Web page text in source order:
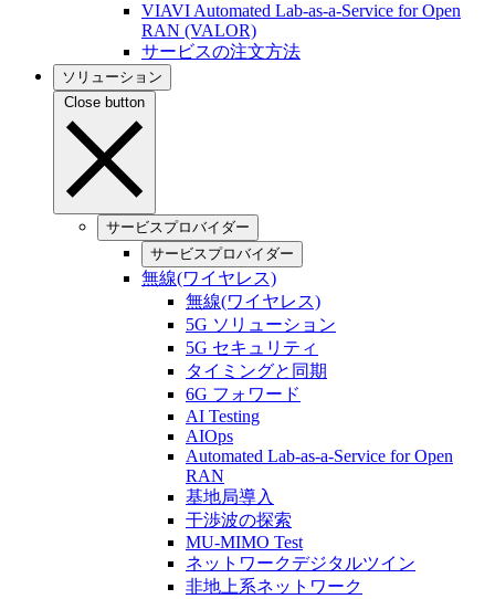
VIAVI Automated Lab-as-a-Service for Open
RAN (VALOR)
サービスの注文方法
ソリューション
Close button
サービスプロバイダー
サービスプロバイダー
無線(ワイヤレス)
無線(ワイヤレス)
5G ソリューション
5G セキュリティ
タイミングと同期
6G フォワード
AI Testing
AIOps
Automated Lab-as-a-Service for Open
RAN
基地局導入
干渉波の探索
MU-MIMO Test
ネットワークデジタルツイン
非地上系ネットワーク